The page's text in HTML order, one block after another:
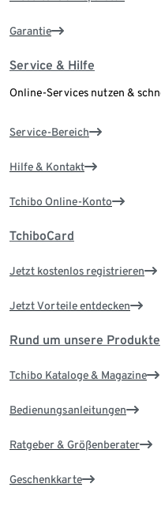
Garantie
Service & Hilfe
Online-Services nutzen &
Service-Bereich
Hilfe & Kontakt
Tchibo Online-Konto
TchiboCard
Jetzt kostenlos registrieren
Jetzt Vorteile entdecken
Rund um unsere Produkte
Tchibo Kataloge & Magazine
Bedienungsanleitungen
Ratgeber & Größenberater
Geschenkkarte